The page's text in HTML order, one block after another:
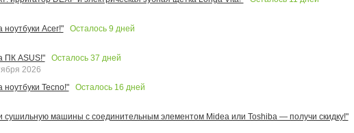
Acer!"
Осталось 9 дней
ПК ASUS!"
Осталось 37 дней
2026
Tecno!"
Осталось 16 дней
сушильную машины с соединительным элементом Midea или Toshiba — получи скидку!"